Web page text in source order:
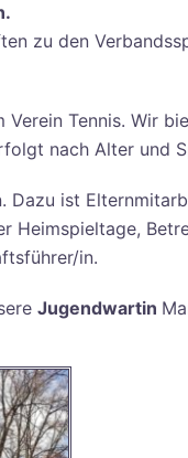
zu den
Tennis. Wir
nach Alter und
Dazu ist
Heimspieltage,
in.
Jugendwartin